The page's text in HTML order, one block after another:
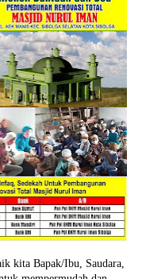
kita Bapak/Ibu, Saudara,